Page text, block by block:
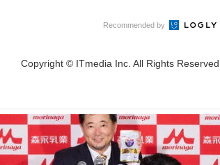
Recommended by
Copyright © ITmedia Inc. All Rights Reserved.